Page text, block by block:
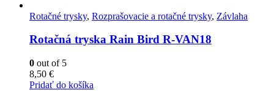
Rotačné trysky, Rozprašovacie a rotačné trysky, Závlaha
Rotačná tryska Rain Bird R-VAN18
0 out of 5
8,50 €
Pridať do košíka